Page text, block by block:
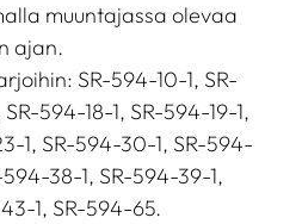
muuntajassa olevaa
ajan.
SR-594-10-1, SR-
594-18-1, SR-594-19-1,
1, SR-594-30-1, SR-594-
38-1, SR-594-39-1,
1, SR-594-65.